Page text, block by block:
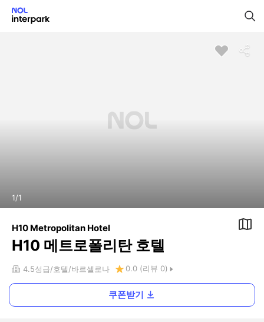
1/1
H10 Metropolitan Hotel
H10 메트로폴리탄 호텔
4.5성급 호텔 바르셀로나 0.0 (리뷰 0)
쿠폰받기